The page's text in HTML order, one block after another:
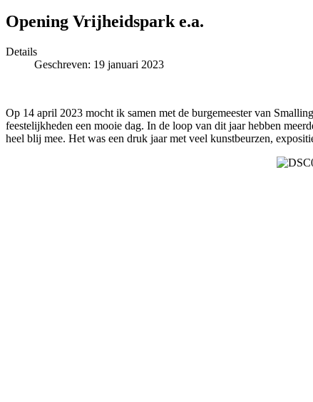
Opening Vrijheidspark e.a.
Details
Geschreven: 19 januari 2023
Op 14 april 2023 mocht ik samen met de burgemeester van
feestelijkheden een mooie dag. In de loop van dit jaar hebben
heel blij mee. Het was een druk jaar met veel kunstbeurzen,